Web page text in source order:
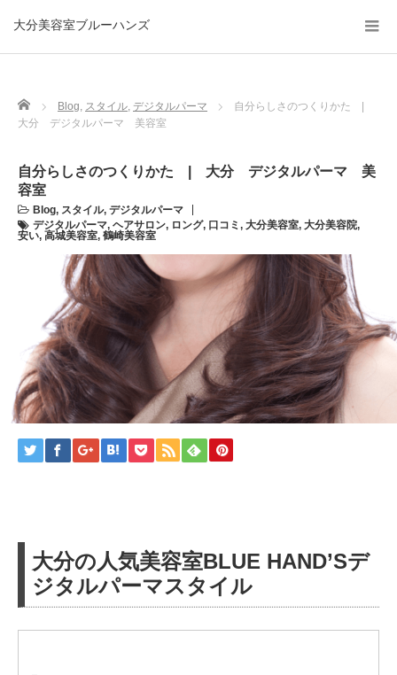
大分美容室ブルーハンズ
Home Blog, スタイル, デジタルパーマ
自分らしさのつくりかた |
大分 デジタルパーマ 美容室
自分らしさのつくりかた | 大分 デジタルパーマ 美
容室
Blog, スタイル, デジタルパーマ
デジタルパーマ, ヘアサロン, ロング, 口コミ , 大分美容室, 大分美容院,
安い, 高城美容室, 鶴崎美容室
大分の人気美容室BLUE HAND’Sデ
ジタルパーマスタイル